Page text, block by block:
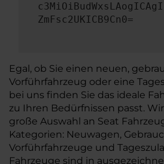
ZmFsc2UKICB9Cn0=
Egal, ob Sie einen neuen,
Vorführfahrzeug oder eine
bei uns finden Sie das ideale
zu Ihren Bedürfnissen passt.
große Auswahl an Seat
Kategorien: Neuwagen,
Vorführfahrzeuge und
Fahrzeuge sind in